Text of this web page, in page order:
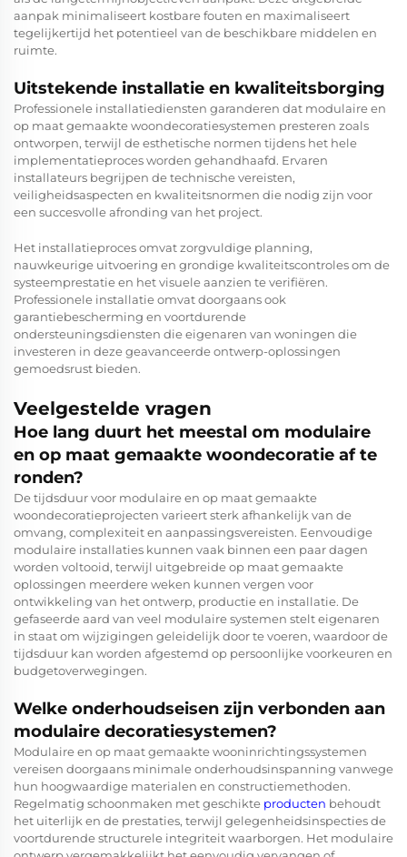
aanpak minimaliseert kostbare fouten en maximaliseert
tegelijkertijd het potentieel van de beschikbare middelen en
ruimte.
Uitstekende installatie en kwaliteitsborging
Professionele installatiediensten garanderen dat modulaire en
op maat gemaakte woondecoratiesystemen presteren zoals
ontworpen, terwijl de esthetische normen tijdens het hele
implementatieproces worden gehandhaafd. Ervaren
installateurs begrijpen de technische vereisten,
veiligheidsaspecten en kwaliteitsnormen die nodig zijn voor
een succesvolle afronding van het project.
Het installatieproces omvat zorgvuldige planning,
nauwkeurige uitvoering en grondige kwaliteitscontroles om de
systeemprestatie en het visuele aanzien te verifiëren.
Professionele installatie omvat doorgaans ook
garantiebescherming en voortdurende
ondersteuningsdiensten die eigenaren van woningen die
investeren in deze geavanceerde ontwerp-oplossingen
gemoedsrust bieden.
Veelgestelde vragen
Hoe lang duurt het meestal om modulaire
en op maat gemaakte woondecoratie af te
ronden?
De tijdsduur voor modulaire en op maat gemaakte
woondecoratieprojecten varieert sterk afhankelijk van de
omvang, complexiteit en aanpassingsvereisten. Eenvoudige
modulaire installaties kunnen vaak binnen een paar dagen
worden voltooid, terwijl uitgebreide op maat gemaakte
oplossingen meerdere weken kunnen vergen voor
ontwikkeling van het ontwerp, productie en installatie. De
gefaseerde aard van veel modulaire systemen stelt eigenaren
in staat om wijzigingen geleidelijk door te voeren, waardoor de
tijdsduur kan worden afgestemd op persoonlijke voorkeuren en
budgetoverwegingen.
Welke onderhoudseisen zijn verbonden aan
modulaire decoratiesystemen?
Modulaire en op maat gemaakte wooninrichtingssystemen
vereisen doorgaans minimale onderhoudsinspanning vanwege
hun hoogwaardige materialen en constructiemethoden.
Regelmatig schoonmaken met geschikte producten behoudt
het uiterlijk en de prestaties, terwijl gelegenheidsinspecties de
voortdurende structurele integriteit waarborgen. Het modulaire